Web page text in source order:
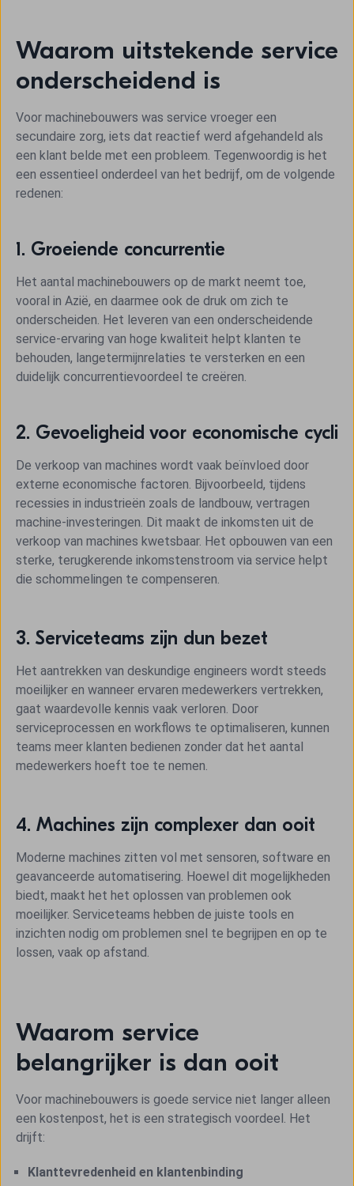
Waarom uitstekende service
onderscheidend is
Voor machinebouwers was service vroeger een
secundaire zorg, iets dat reactief werd afgehandeld als
een klant belde met een probleem. Tegenwoordig is het
een essentieel onderdeel van het bedrijf, om de volgende
redenen:
1. Groeiende concurrentie
Het aantal machinebouwers op de markt neemt toe,
vooral in Azië, en daarmee ook de druk om zich te
onderscheiden. Het leveren van een onderscheidende
service-ervaring van hoge kwaliteit helpt klanten te
behouden, langetermijnrelaties te versterken en een
duidelijk concurrentievoordeel te creëren.
2. Gevoeligheid voor economische cycli
De verkoop van machines wordt vaak beïnvloed door
externe economische factoren. Bijvoorbeeld, tijdens
recessies in industrieën zoals de landbouw, vertragen
machine-investeringen. Dit maakt de inkomsten uit de
verkoop van machines kwetsbaar. Het opbouwen van een
sterke, terugkerende inkomstenstroom via service helpt
die schommelingen te compenseren.
3. Serviceteams zijn dun bezet
Het aantrekken van deskundige engineers wordt steeds
moeilijker en wanneer ervaren medewerkers vertrekken,
gaat waardevolle kennis vaak verloren. Door
serviceprocessen en workflows te optimaliseren, kunnen
teams meer klanten bedienen zonder dat het aantal
medewerkers hoeft toe te nemen.
4. Machines zijn complexer dan ooit
Moderne machines zitten vol met sensoren, software en
geavanceerde automatisering. Hoewel dit mogelijkheden
biedt, maakt het het oplossen van problemen ook
moeilijker. Serviceteams hebben de juiste tools en
inzichten nodig om problemen snel te begrijpen en op te
lossen, vaak op afstand.
Waarom service
belangrijker is dan ooit
Voor machinebouwers is goede service niet langer alleen
een kostenpost, het is een strategisch voordeel. Het
drijft:
Klanttevredenheid en klantenbinding